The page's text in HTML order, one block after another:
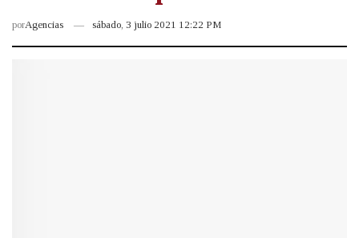
porAgencias sábado, 3 julio 2021 12:22 PM